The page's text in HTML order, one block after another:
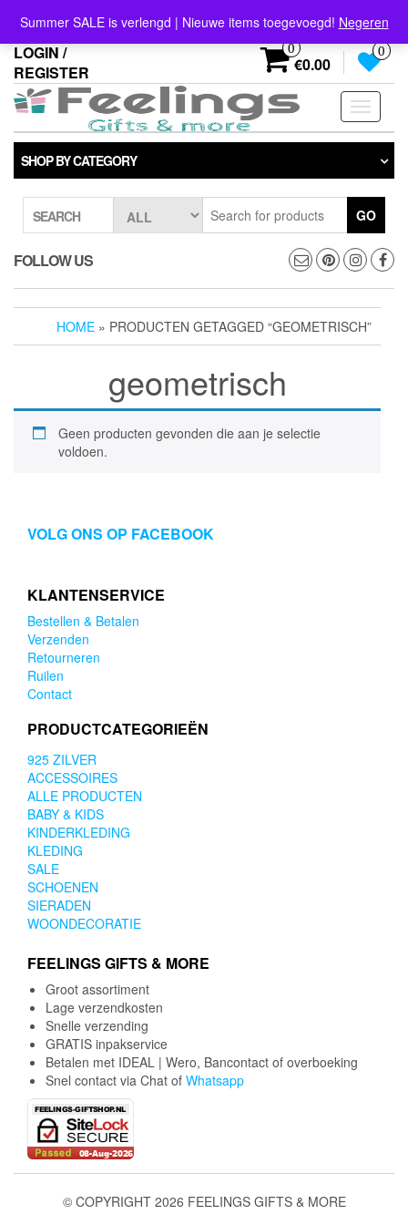
the
content
Summer SALE is verlengd | Nieuwe items toegevoegd! Negeren
info@feelings-giftshop.nl
LOGIN /
REGISTER
0
€0.00
0
Toggle
SHOP BY CATEGORY
SEARCH GO
FOLLOW US
HOME » PRODUCTEN GETAGGED “GEOMETRISCH”
geometrisch
Geen producten gevonden die aan je selectie
voldoen.
VOLG ONS OP FACEBOOK
KLANTENSERVICE
Bestellen & Betalen
Verzenden
Retourneren
Ruilen
Contact
PRODUCTCATEGORIEËN
925 ZILVER
ACCESSOIRES
ALLE PRODUCTEN
BABY & KIDS
KINDERKLEDING
KLEDING
SALE
SCHOENEN
SIERADEN
WOONDECORATIE
FEELINGS GIFTS & MORE
Groot assortiment
Lage verzendkosten
Snelle verzending
GRATIS inpakservice
Betalen met IDEAL | Wero, Bancontact of overboeking
Snel contact via Chat of Whatsapp
© COPYRIGHT 2026 FEELINGS GIFTS & MORE